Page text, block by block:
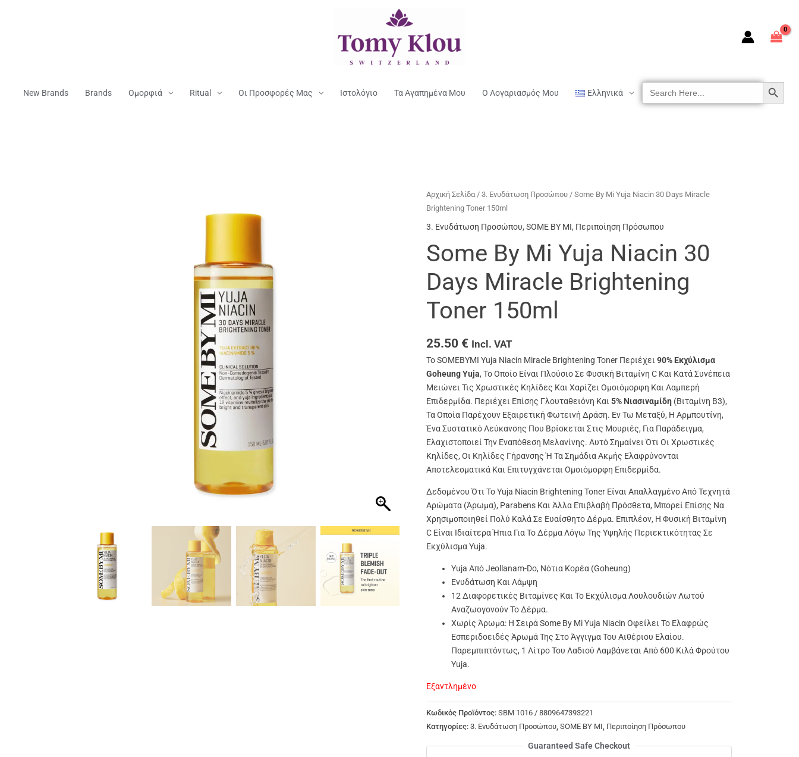
New Brands Brands Ομορφιά Ritual Οι Προσφορές Μας Ιστολόγιο Τα Αγαπημένα Μου Ο Λογαριασμός Μου Ελληνικά
Search
For:
SEARCH BUTTON
Αρχική Σελίδα/ 3. Ενυδάτωση Προσώπου/ Some By Mi Yuja Niacin 30 Days Miracle
Brightening Toner 150ml
3. Ενυδάτωση Προσώπου, SOME BY MI, Περιποίηση Πρόσωπου
Some By Mi Yuja Niacin 30
Days Miracle Brightening
Toner 150ml
25.50 € Incl. VAT
Το SOMEBYMI Yuja Niacin Miracle Brightening Toner Περιέχει 90% Εκχύλισμα
Goheung Yuja, Το Οποίο Είναι Πλούσιο Σε Φυσική Βιταμίνη C Και Κατά Συνέπεια
Μειώνει Τις Χρωστικές Κηλίδες Και Χαρίζει Ομοιόμορφη Και Λαμπερή
Επιδερμίδα. Περιέχει Επίσης Γλουταθειόνη Και 5% Νιασιναμίδη(βιταμίνη Β3),
Τα Οποία Παρέχουν Εξαιρετική Φωτεινή Δράση. Εν Τω Μεταξύ, Η Αρμπουτίνη,
Ένα Συστατικό Λεύκανσης Που Βρίσκεται Στις Μουριές, Για Παράδειγμα,
Ελαχιστοποιεί Την Εναπόθεση Μελανίνης. Αυτό Σημαίνει Ότι Οι Χρωστικές
Κηλίδες, Οι Κηλίδες Γήρανσης Ή Τα Σημάδια Ακμής Ελαφρύνονται
Αποτελεσματικά Και Επιτυγχάνεται Ομοιόμορφη Επιδερμίδα.
Δεδομένου Ότι Το Yuja Niacin Brightening Toner Είναι Απαλλαγμένο Από Τεχνητά
Αρώματα (άρωμα), Parabens Και Άλλα Επιβλαβή Πρόσθετα, Μπορεί Επίσης Να
Χρησιμοποιηθεί Πολύ Καλά Σε Ευαίσθητο Δέρμα. Επιπλέον, Η Φυσική Βιταμίνη
C Είναι Ιδιαίτερα Ήπια Για Το Δέρμα Λόγω Της Υψηλής Περιεκτικότητας Σε
Εκχύλισμα Yuja.
Yuja Από Jeollanam-Do, Νότια Κορέα (Goheung)
Ενυδάτωση Και Λάμψη
12 Διαφορετικές Βιταμίνες Και Το Εκχύλισμα Λουλουδιών Λωτού
Αναζωογονούν Το Δέρμα.
Χωρίς Άρωμα: Η Σειρά Some By Mi Yuja Niacin Οφείλει Το Ελαφρώς
Εσπεριδοειδές Άρωμά Της Στο Άγγιγμα Του Αιθέριου Ελαίου.
Παρεμπιπτόντως, 1 Λίτρο Του Λαδιού Λαμβάνεται Από 600 Κιλά Φρούτου
Yuja.
Εξαντλημένο
Κωδικός Προϊόντος: SBM 1016 / 8809647393221
Κατηγορίες: 3. Ενυδάτωση Προσώπου, SOME BY MI, Περιποίηση Πρόσωπου
Guaranteed Safe Checkout